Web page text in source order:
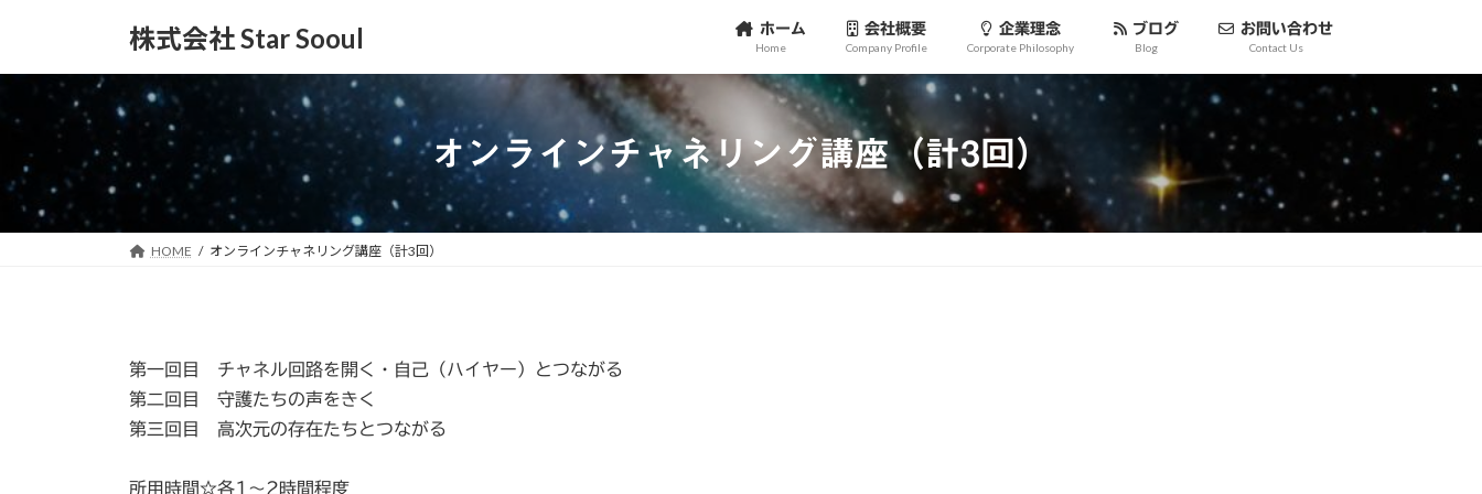
ツ
キ
シ
に
株式会社 Star Sooul ホーム
Home
会社概要
Company Profile
企業理念
Corporate Philosophy
ブログ
Blog
お問い合わせ
Contact Us
オンラインチャネリング講座（計3回）
HOME オンラインチャネリング講座（計3回）
第一回目 チャネル回路を開く・自己（ハイヤー）とつながる
第二回目 守護たちの声をきく
第三回目 高次元の存在たちとつながる
所用時間☆各1〜2時間程度